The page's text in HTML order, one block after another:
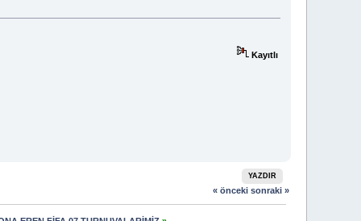
Kayıtlı
YAZDIR
« önceki sonraki »